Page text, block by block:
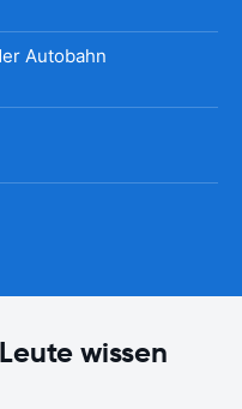
Autobahn
wissen